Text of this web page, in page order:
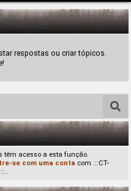
respostas ou criar tópicos.
têm acesso a esta função.
se com uma conta com .::CT-